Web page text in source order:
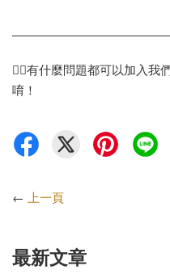
💁‍♀️有什麼問題都可以加入我
唷！
← 上一頁
最新文章